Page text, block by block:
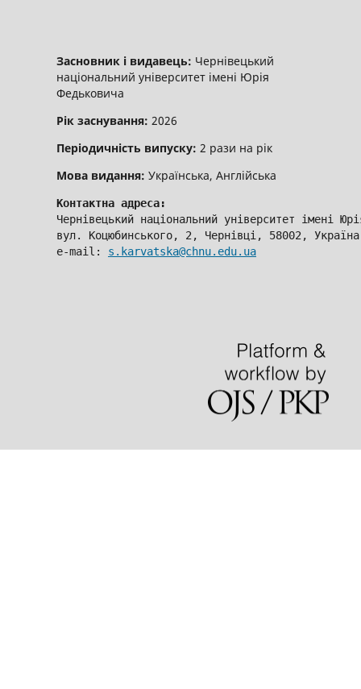
Засновник і видавець: Чернівецький
національний університет імені Юрія
Федьковича
Рік заснування: 2026
Періодичність випуску: 2 рази на рік
Мова видання: Українська, Англійська
Контактна адреса:
Чернівецький національний університет імені
вул. Коцюбинського, 2, Чернівці, 58002, Україна
e-mail: s.karvatska@chnu.edu.ua